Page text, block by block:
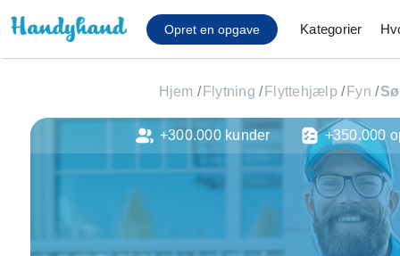
Opret en opgave Kategorier
Affaldsfjernelse
Afhentning af
Anlæg af terrasse
Cykel reparation
Flyttehjælp
Hjem / Flytning / Flyttehjælp / Fyn /
+300.000 kunder +350.000